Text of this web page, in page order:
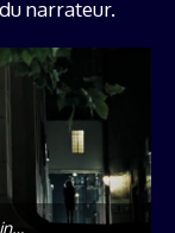
narrateur.